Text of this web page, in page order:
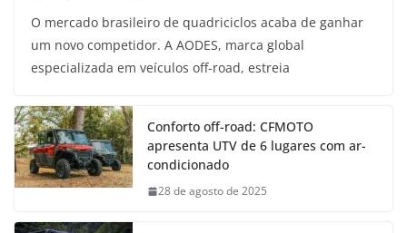
O mercado brasileiro de quadriciclos acaba de ganhar
um novo competidor. A AODES, marca global
especializada em veículos off-road, estreia
Conforto off-road: CFMOTO
apresenta UTV de 6 lugares com ar-
condicionado
28 de agosto de 2025